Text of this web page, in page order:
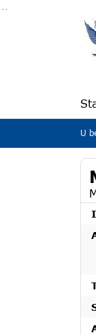
Ga naar de
Ga naar het
Ga naar het
U